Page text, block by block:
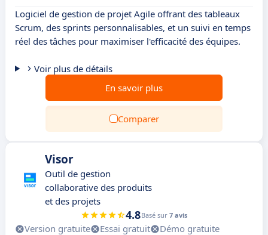
Logiciel de gestion de projet Agile offrant des tableaux
Scrum, des sprints personnalisables, et un suivi en temps
réel des tâches pour maximiser l'efficacité des équipes.
Voir plus de détails
En savoir plus
Comparer
Visor
Outil de gestion
collaborative des produits
et des projets
4.8Basé sur 7 avis
Version gratuite Essai gratuit
Démo gratuite